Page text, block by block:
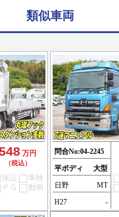
類似車両
万円
（税込）
保証
車検
ＰＧ
動画
問合No:04-2245
平ボディ
大型
日野
MT
H27
-